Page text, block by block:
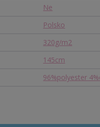
Ne
Polsko
320g/m2
145cm
96%polyester